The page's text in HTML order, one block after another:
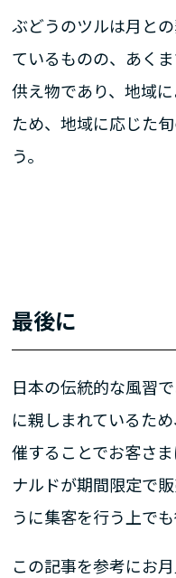
ぶどうのツルは月と
ているものの、あく
供え物であり、地域
ため、地域に応じた
う。
最後に
日本の伝統的な風習
に親しまれているた
催することでお客さ
ナルドが期間限定で
うに集客を行う上でも
この記事を参考にお